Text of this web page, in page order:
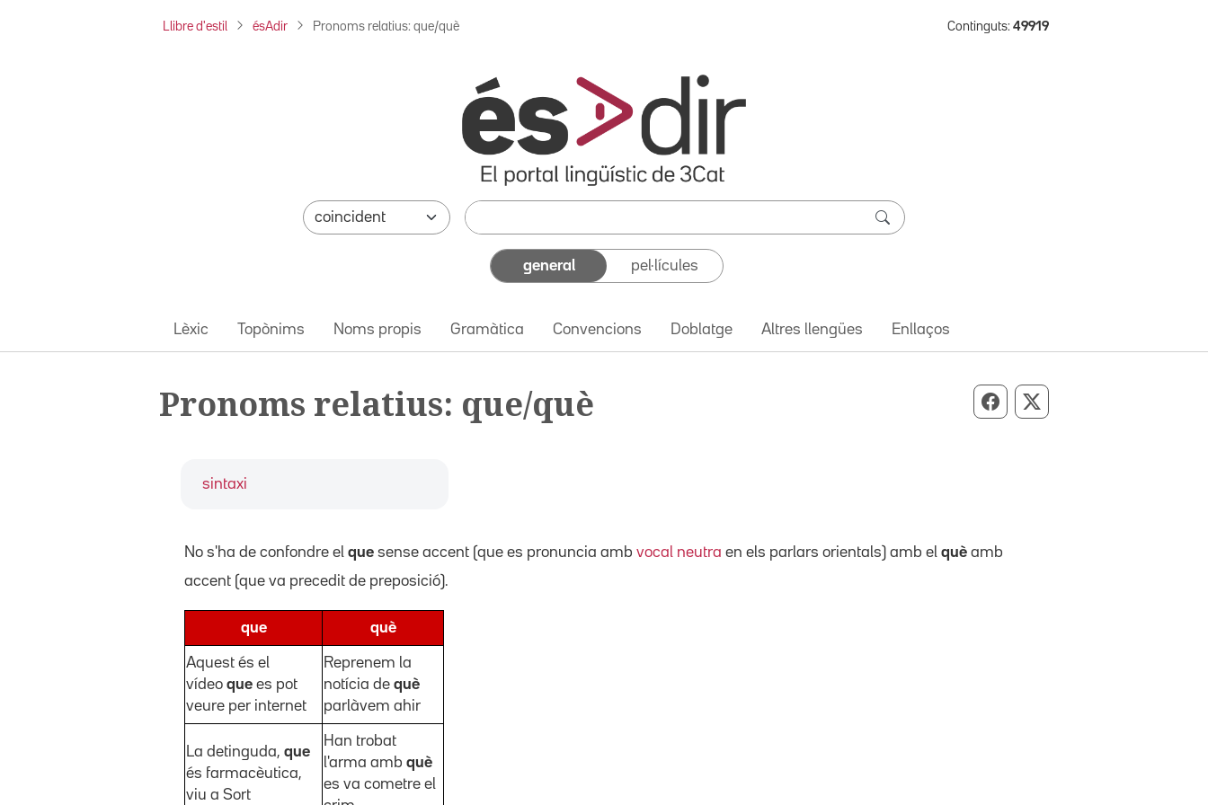
Llibre d'estil ésAdir Pronoms relatius: que/què Continguts: 49919
general pel·lícules
Lèxic Topònims Noms propis Gramàtica Convencions Doblatge Altres llengües Enllaços
Pronoms relatius: que/què Compartir per Facebook
Compartir per X
sintaxi
No s'ha de confondre el que sense accent (que es pronuncia amb vocal neutra en els parlars orientals) amb el què amb
accent (que va precedit de preposició).
que què
Aquest és el
vídeo que es pot
veure per internet
Reprenem la
notícia de què
parlàvem ahir
La detinguda, que
és farmacèutica,
viu a Sort
Han trobat
l'arma amb què
es va cometre el